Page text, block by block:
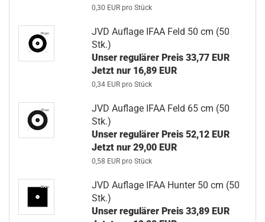
0,30 EUR pro Stück
JVD Auflage IFAA Feld 50 cm (50
Stk.)
Unser regulärer Preis 33,77 EUR
Jetzt nur 16,89 EUR
0,34 EUR pro Stück
JVD Auflage IFAA Feld 65 cm (50
Stk.)
Unser regulärer Preis 52,12 EUR
Jetzt nur 29,00 EUR
0,58 EUR pro Stück
JVD Auflage IFAA Hunter 50 cm (50
Stk.)
Unser regulärer Preis 33,89 EUR